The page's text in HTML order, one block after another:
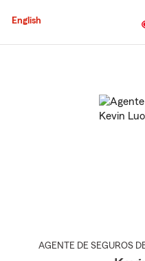
English
AGENTE DE SEGUROS